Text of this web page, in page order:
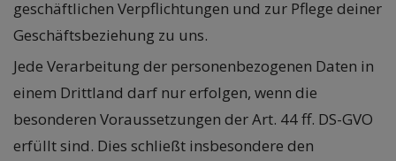
geschäftlichen Verpflichtungen und zur Pflege deiner
Geschäftsbeziehung zu uns.
Jede Verarbeitung der personenbezogenen Daten in
einem Drittland darf nur erfolgen, wenn die
besonderen Voraussetzungen der Art. 44 ff. DS-GVO
erfüllt sind. Dies schließt insbesondere den